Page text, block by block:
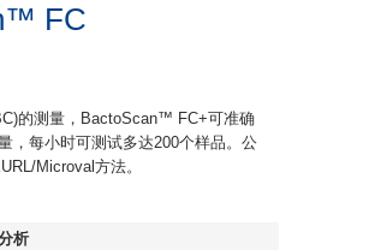
FC
的测量，BactoScan™ FC+可准确
，每小时可测试多达200个样品。公
Microval方法。
析